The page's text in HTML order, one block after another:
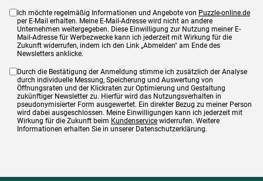
Ich möchte regelmäßig Informationen und Angebote von Puzzle-online.de
per E-Mail erhalten. Meine E-Mail-Adresse wird nicht an andere
Unternehmen weitergegeben. Diese Einwilligung zur Nutzung meiner E-
Mail-Adresse für Werbezwecke kann ich jederzeit mit Wirkung für die
Zukunft widerrufen, indem ich den Link „Abmelden" am Ende des
Newsletters anklicke.
Durch die Bestätigung der Anmeldung stimme ich zusätzlich der Analyse
durch individuelle Messung, Speicherung und Auswertung von
Öffnungsraten und der Klickraten zur Optimierung und Gestaltung
zukünftiger Newsletter zu. Hierfür wird das Nutzungsverhalten in
pseudonymisierter Form ausgewertet. Ein direkter Bezug zu meiner Person
wird dabei ausgeschlossen. Meine Einwilligungen kann ich jederzeit mit
Wirkung für die Zukunft beim Kundenservice widerrufen. Weitere
Informationen erhalten Sie in unserer Datenschutzerklärung.